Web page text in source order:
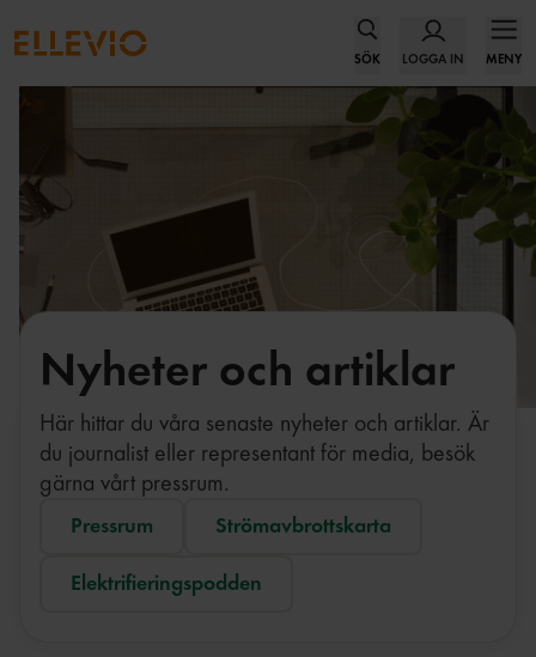
SÖK LOGGA IN MENY
Nyheter och artiklar
Här hittar du våra senaste nyheter och artiklar. Är
du journalist eller representant för media, besök
gärna vårt pressrum.
Pressrum Strömavbrottskarta
Elektrifieringspodden